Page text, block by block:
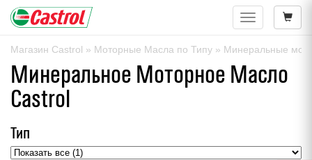
Магазин Castrol » Моторные Масла по Типу » Минеральные
Минеральное Моторное Масло
Castrol
Тип
Навигация